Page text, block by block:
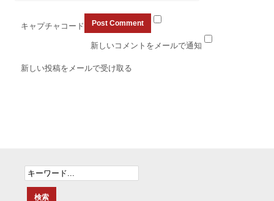
キャプチャコード
新しいコメントをメールで通知
新しい投稿をメールで受け取る